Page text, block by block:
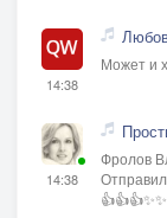
14:38
Может и
14:38
Фролов